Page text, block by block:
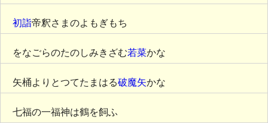
初詣帝釈さまのよもぎもち
をなごらのたのしみきざむ若菜かな
矢桶よりとつてたまはる破魔矢かな
七福の一福神は鶴を飼ふ